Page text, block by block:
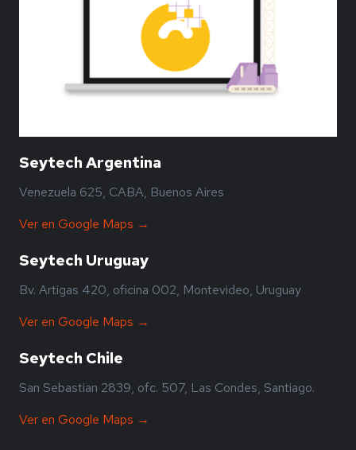
Seytech Argentina
Venezuela 625, CABA, Buenos Aires
Ver en Google Maps →
Seytech Uruguay
Bv. Artigas 420, oficina 002, Montevideo, Uruguay
Ver en Google Maps →
Seytech Chile
San Sebastian 2839, ofc. 507, Las Condes, Santiago.
Ver en Google Maps →